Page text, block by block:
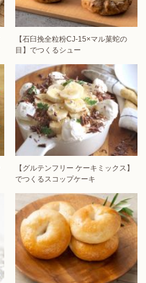
【石臼挽全粒粉CJ-15×マル菓蛇の
目】でつくるシュー
【グルテンフリー ケーキミックス】
でつくるスコップケーキ